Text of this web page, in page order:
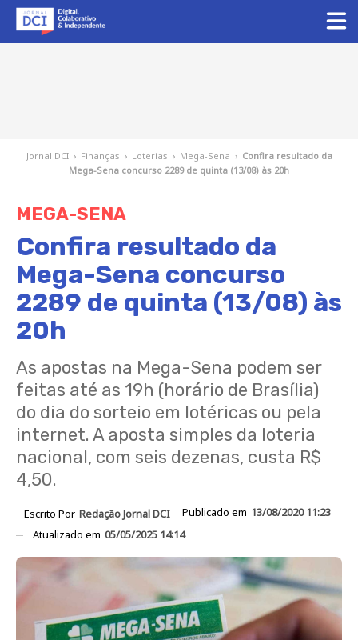
Jornal DCI › Finanças › Loterias › Mega-Sena › Confira resultado da
Mega-Sena concurso 2289 de quinta (13/08) às 20h
MEGA-SENA
Confira resultado da
Mega-Sena concurso
2289 de quinta (13/08) às
20h
As apostas na Mega-Sena podem ser
feitas até as 19h (horário de Brasília)
do dia do sorteio em lotéricas ou pela
internet. A aposta simples da loteria
nacional, com seis dezenas, custa R$
4,50.
Escrito Por Redação Jornal DCI Publicado em 13/08/2020 11:23
Atualizado em 05/05/2025 14:14